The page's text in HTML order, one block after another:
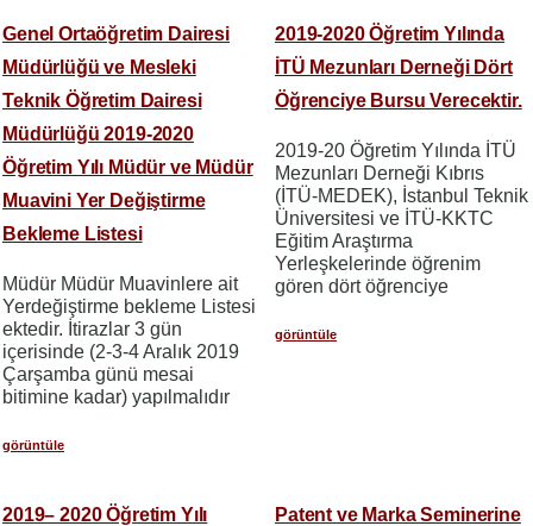
Genel Ortaöğretim Dairesi
Müdürlüğü ve Mesleki
Teknik Öğretim Dairesi
Müdürlüğü 2019-2020
Öğretim Yılı Müdür ve Müdür
Muavini Yer Değiştirme
Bekleme Listesi
Müdür Müdür Muavinlere ait
Yerdeğiştirme bekleme Listesi
ektedir. İtirazlar 3 gün
içerisinde (2-3-4 Aralık 2019
Çarşamba günü mesai
bitimine kadar) yapılmalıdır
görüntüle
2019-2020 Öğretim Yılında
İTÜ Mezunları Derneği Dört
Öğrenciye Bursu Verecektir.
2019-20 Öğretim Yılında İTÜ
Mezunları Derneği Kıbrıs
(İTÜ-MEDEK), İstanbul Teknik
Üniversitesi ve İTÜ-KKTC
Eğitim Araştırma
Yerleşkelerinde öğrenim
gören dört öğrenciye
görüntüle
2019– 2020 Öğretim Yılı
Patent ve Marka Seminerine